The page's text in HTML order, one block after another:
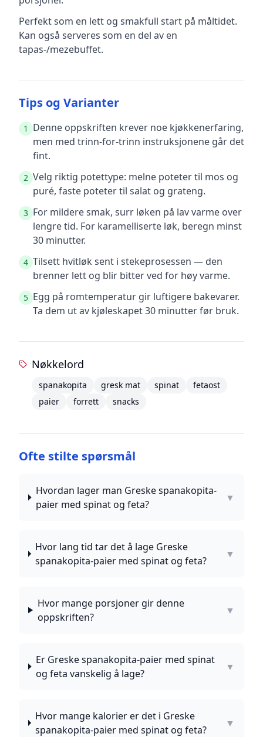
Perfekt som en lett og smakfull start på måltidet.
Kan også serveres som en del av en
tapas-/mezebuffet.
Tips og Varianter
1
Denne oppskriften krever noe kjøkkenerfaring,
men med trinn-for-trinn instruksjonene går det
fint.
2 Velg riktig potettype: melne poteter til mos og
puré, faste poteter til salat og grateng.
3 For mildere smak, surr løken på lav varme over
lengre tid. For karamelliserte løk, beregn minst
30 minutter.
4 Tilsett hvitløk sent i stekeprosessen — den
brenner lett og blir bitter ved for høy varme.
5 Egg på romtemperatur gir luftigere bakevarer.
Ta dem ut av kjøleskapet 30 minutter før bruk.
Nøkkelord
spanakopita gresk mat spinat
fetaost
paier
forrett snacks
Ofte stilte spørsmål
Hvordan lager man Greske spanakopita-
paier med spinat og feta?
▼
Hvor lang tid tar det å lage Greske
spanakopita-paier med spinat og feta?
▼
Hvor mange porsjoner gir denne
oppskriften?
▼
Er Greske spanakopita-paier med spinat
og feta vanskelig å lage?
▼
Hvor mange kalorier er det i Greske
spanakopita-paier med spinat og feta?
▼